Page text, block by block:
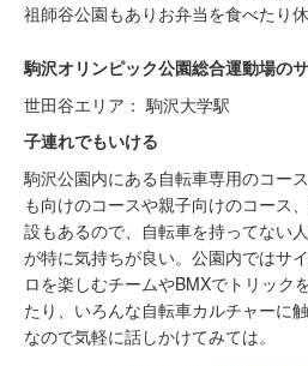
祖師谷公園もありお弁当を食べたり休
駒沢オリンピック公園総合運動場の
世田谷エリア： 駒沢大学駅
子連れでもいける
駒沢公園内にある自転車専用のコー
も向けのコースや親子向けのコース
設もあるので、自転車を持ってない
が特に気持ちが良い。公園内ではサ
ロを楽しむチームやBMXでトリック
たり、いろんな自転車カルチャーに
なので気軽に話しかけてみては。